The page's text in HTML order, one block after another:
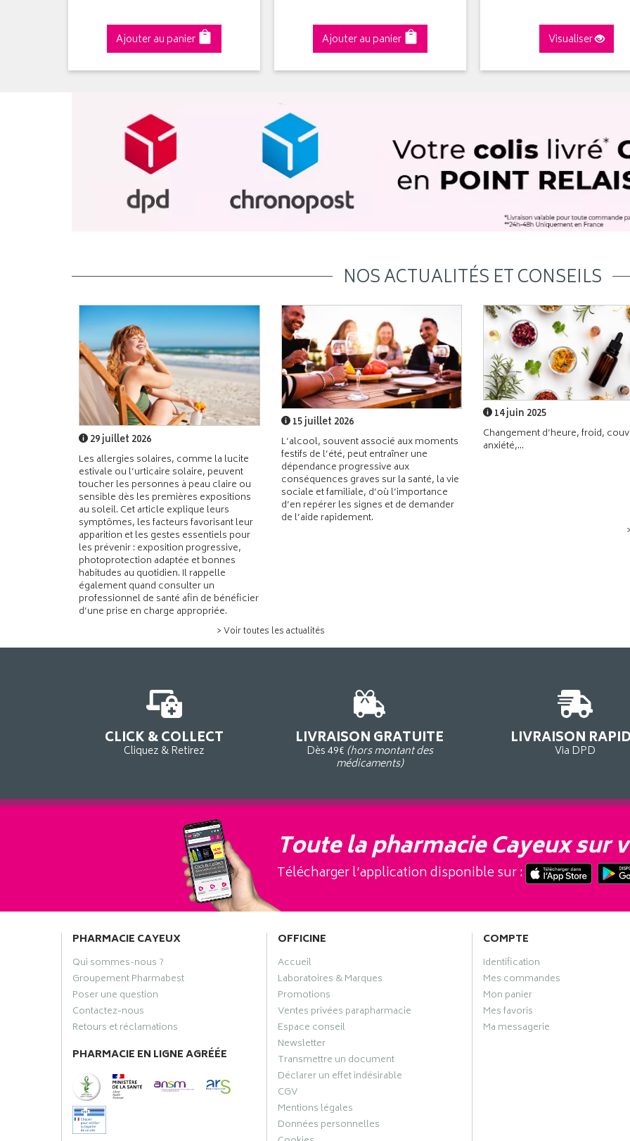
Ajouter au panier Ajouter au panier Visualiser
NOS ACTUALITÉS ET CONSEILS
29 juillet 2026
Les allergies solaires, comme la lucite
estivale ou l’urticaire solaire, peuvent
toucher les personnes à peau claire ou
sensible dès les premières expositions
au soleil. Cet article explique leurs
symptômes, les facteurs favorisant leur
apparition et les gestes essentiels pour
les prévenir : exposition progressive,
photoprotection adaptée et bonnes
habitudes au quotidien. Il rappelle
également quand consulter un
professionnel de santé afin de bénéficier
d’une prise en charge appropriée.
15 juillet 2026
L’alcool, souvent associé aux moments
festifs de l’été, peut entraîner une
dépendance progressive aux
conséquences graves sur la santé, la vie
sociale et familiale, d’où l’importance
d’en repérer les signes et de demander
de l’aide rapidement.
> Voir toutes les actualités
14 juin 2025
Changement d’heure, froid,
anxiété,...
CLICK & COLLECT
Cliquez & Retirez
LIVRAISON GRATUITE
Dès 49€ (hors montant des
médicaments)
LIVRAISON
Via DPD
Toute la pharmacie Cayeux sur
Télécharger l’application disponible sur :
PHARMACIE CAYEUX
Qui sommes-nous ?
Groupement Pharmabest
Poser une question
Contactez-nous
Retours et réclamations
PHARMACIE EN LIGNE AGRÉÉE
OFFICINE
Accueil
Laboratoires & Marques
Promotions
Ventes privées parapharmacie
Espace conseil
Newsletter
Transmettre un document
Déclarer un effet indésirable
CGV
Mentions légales
Données personnelles
COMPTE
Identification
Mes commandes
Mon panier
Mes favoris
Ma messagerie